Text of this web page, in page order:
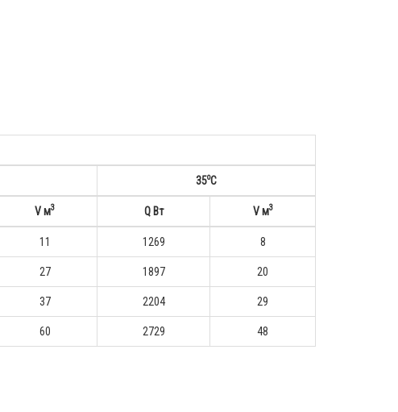
35oС
V м3 Q Вт V м3
11 1269 8
27 1897 20
37 2204 29
60 2729 48